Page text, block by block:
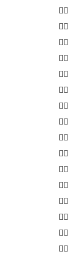
👉🏻
👉🏻
👉🏻
👉🏻
👉🏻
👉🏻
👉🏻
👉🏻
👉🏻
👉🏻
👉🏻
👉🏻
👉🏻
👉🏻
👉🏻
👉🏻